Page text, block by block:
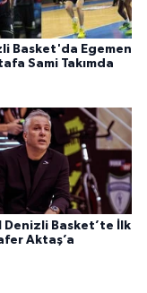
Basket'da Egemen
Sami Takımda
Denizli Basket’te İlk
Aktaş’a